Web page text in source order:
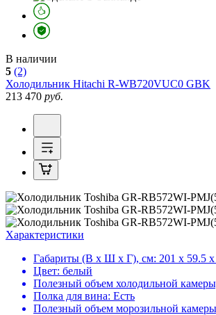
В наличии
5 (2)
Холодильник Hitachi R-WB720VUC0 GBK
213 470 руб.
Характеристики
Габариты (В х Ш х Г), см: 201 х 59.5
Цвет: белый
Полезный объем холодильной
Полка для вина: Есть
Полезный объем морозильной